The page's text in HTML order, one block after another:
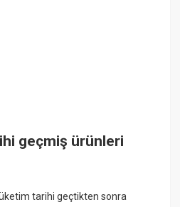
geçmiş ürünleri
tarihi geçtikten sonra